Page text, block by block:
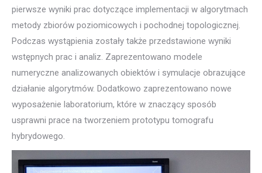
pierwsze wyniki prac dotyczące implementacji w algorytmach
metody zbiorów poziomicowych i pochodnej topologicznej.
Podczas wystąpienia zostały także przedstawione wyniki
wstępnych prac i analiz. Zaprezentowano modele
numeryczne analizowanych obiektów i symulacje obrazujące
działanie algorytmów. Dodatkowo zaprezentowano nowe
wyposażenie laboratorium, które w znaczący sposób
usprawni prace na tworzeniem prototypu tomografu
hybrydowego.